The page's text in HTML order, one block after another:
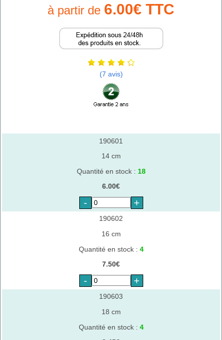
à partir de 6.00€ TTC
(7 avis)
190601
14 cm
Quantité en stock : 18
6.00€
- +
190602
16 cm
Quantité en stock : 4
7.50€
- +
190603
18 cm
Quantité en stock : 4